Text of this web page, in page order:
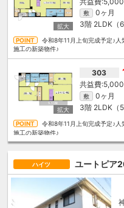
敷 0ヶ月
3階 2LDK（
令和8年11月上旬完成予定♪
施工の新築物件♪
303
敷 0ヶ月
3階 2LDK（
令和8年11月上旬完成予定♪
施工の新築物件♪
ハイツ ユートピア